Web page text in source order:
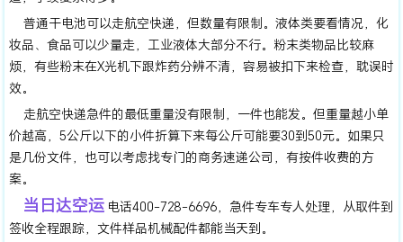
普通干电池可以走航空快递，但数量有限制。液体类要看情况，化
妆品、食品可以少量走，工业液体大部分不行。粉末类物品比较麻
烦，有些粉末在X光机下跟炸药分辨不清，容易被扣下来检查，耽误时
效。
走航空快递急件的最低重量没有限制，一件也能发。但重量越小单
价越高，5公斤以下的小件折算下来每公斤可能要30到50元。如果只
是几份文件，也可以考虑找专门的商务速递公司，有按件收费的方
案。
当日达空运 电话400-728-6696，急件专车专人处理，从取件到
签收全程跟踪，文件样品机械配件都能当天到。